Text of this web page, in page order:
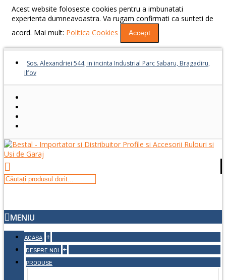
Acest website foloseste cookies pentru a imbunatati
experienta dumneavoastra. Va rugam confirmati ca sunteti de
acord. Mai mult: Politica Cookies Accept
Sos. Alexandriei 544, in incinta Industrial Parc Sabaru, Bragadiru,
Ilfov
MENIU
ACASA +
DESPRE NOI +
PRODUSE